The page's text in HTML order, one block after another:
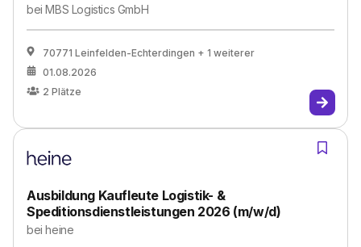
beiMBS Logistics GmbH
70771 Leinfelden-Echterdingen + 1 weiterer
01.08.2026
2 Plätze
Ausbildung Kaufleute Logistik- &
Speditionsdienstleistungen 2026 (m/w/d)
beiheine